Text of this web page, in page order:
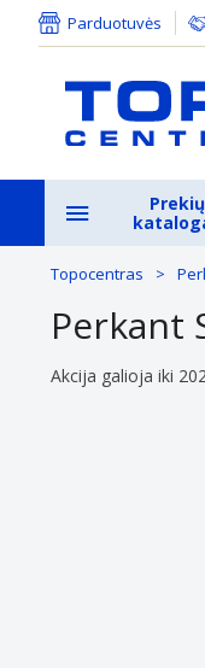
Parduotuvės
Prekių
Topocentras
Perkant
Akcija galioja iki